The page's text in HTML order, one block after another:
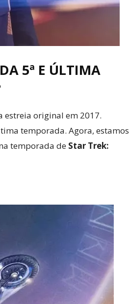
5ª E ÚLTIMA
estreia original em 2017.
temporada. Agora, estamos
temporada de Star Trek: